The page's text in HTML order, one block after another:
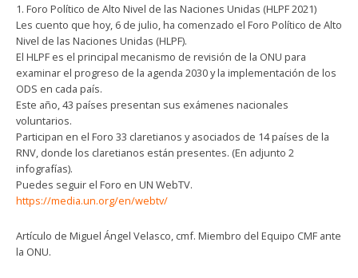
1. Foro Político de Alto Nivel de las Naciones Unidas (HLPF 2021)
Les cuento que hoy, 6 de julio, ha comenzado el Foro Político de Alto
Nivel de las Naciones Unidas (HLPF).
El HLPF es el principal mecanismo de revisión de la ONU para
examinar el progreso de la agenda 2030 y la implementación de los
ODS en cada país.
Este año, 43 países presentan sus exámenes nacionales
voluntarios.
Participan en el Foro 33 claretianos y asociados de 14 países de la
RNV, donde los claretianos están presentes. (En adjunto 2
infografías).
Puedes seguir el Foro en UN WebTV.
https://media.un.org/en/webtv/
Artículo de Miguel Ángel Velasco, cmf. Miembro del Equipo CMF ante
la ONU.